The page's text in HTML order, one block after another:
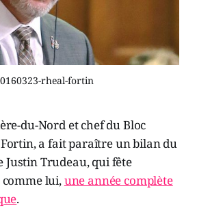
rheal-fortin
du-Nord et chef du Bloc
Fortin, a fait paraître un bilan du
Justin Trudeau, qui fête
lui,une année complète
.